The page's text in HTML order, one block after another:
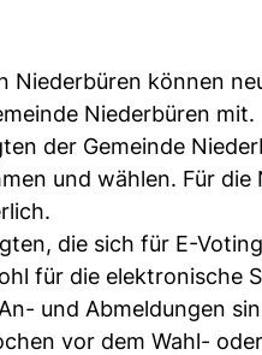
Niederbüren können
Niederbüren mit.
der Gemeinde
und wählen. Für
die sich für E-
für die elektronische
und Abmeldungen
vor dem Wahl-